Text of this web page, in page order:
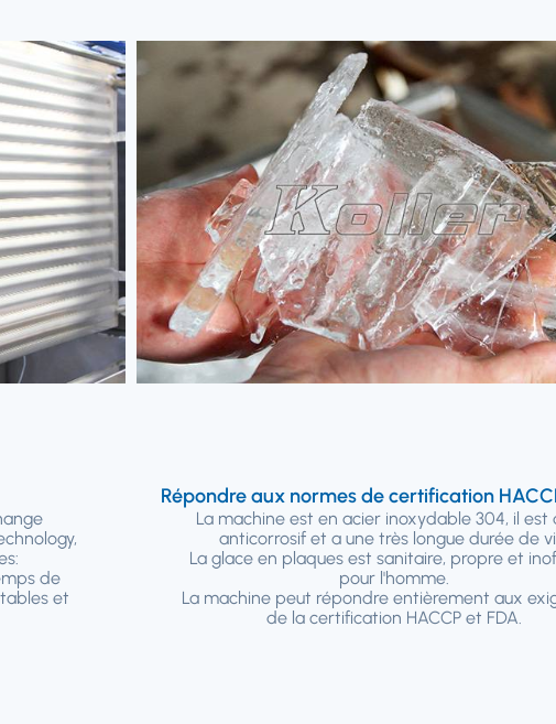
,
de
et
Répondre aux normes de certification
La machine est en acier inoxydable 304, il est
anticorrosif et a une très longue durée de
La glace en plaques est sanitaire, propre et
pour l'homme.
La machine peut répondre entièrement aux
de la certification HACCP et FDA.